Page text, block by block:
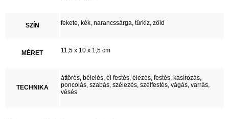
SZÍN fekete, kék, narancssárga, türkiz, zöld
MÉRET 11,5 x 10 x 1,5 cm
TECHNIKA
áttörés, bélelés, él festés, élezés, festés, kasírozás,
poncolás, szabás, szélezés, szélfestés, vágás, varrás,
vésés